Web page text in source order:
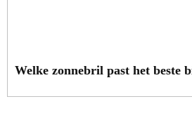
Welke zonnebril past het beste